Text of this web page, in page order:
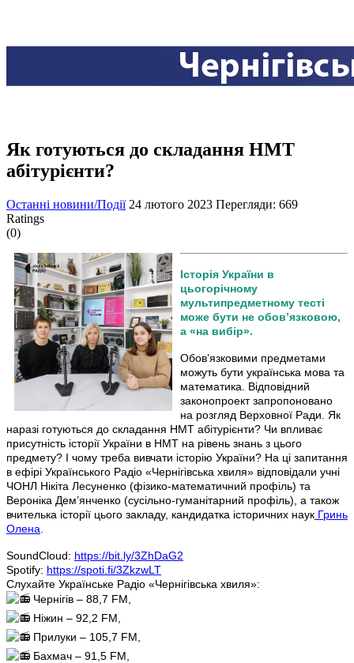
Як готуються до складання НМТ
абітурієнти?
Останні новини/Події 24 лютого 2023 Перегляди: 669
Ratings
(0)
Історія України в
цьогорічному
мультипредметному тесті
може бути не обов’язковою,
а «на вибір».
Обов’язковими предметами
можуть бути українська мова та
математика. Відповідний
законопроект запропоновано
на розгляд Верховної Ради. Як
наразі готуються до складання НМТ абітурієнти? Чи впливає
присутність історії України в НМТ на рівень знань з цього
предмету? І чому треба вивчати історію України? На ці запитання
в ефірі Українського Радіо «Чернігівська хвиля» відповідали учні
ЧОНЛ Нікіта Лесуненко (фізико-математичний профіль) та
Вероніка Дем’янченко (сусільно-гуманітарний профіль), а також
вчителька історії цього закладу, кандидатка історичних наук Гринь
Олена
SoundCloud: https://bit.ly/3ZhDaG2
Spotify: https://spoti.fi/3ZkzwLT
Слухайте Українське Радіо «Чернігівська хвиля»:
Чернігів – 88,7 FM,
Ніжин – 92,2 FM,
Прилуки – 105,7 FM,
Бахмач – 91,5 FM,